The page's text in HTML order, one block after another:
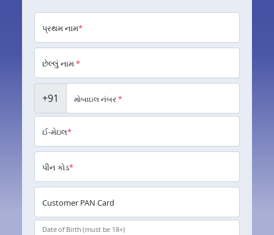
પ્રથમ નામ*
છેલ્લું નામ*
+91 મોબાઇલ નંબર*
ઈ-મેઇલ*
પીન કોડ*
Customer PAN Card
Date of Birth (must be 18+)